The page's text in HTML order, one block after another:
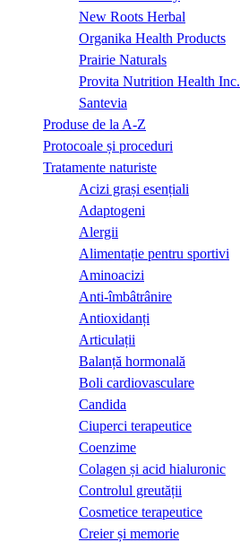
New Roots Herbal
Organika Health Products
Prairie Naturals
Provita Nutrition Health Inc.
Santevia
Produse de la A-Z
Protocoale și proceduri
Tratamente naturiste
Acizi grași esențiali
Adaptogeni
Alergii
Alimentație pentru sportivi
Aminoacizi
Anti-îmbâtrânire
Antioxidanți
Articulații
Balanță hormonală
Boli cardiovasculare
Candida
Ciuperci terapeutice
Coenzime
Colagen și acid hialuronic
Controlul greutății
Cosmetice terapeutice
Creier și memorie